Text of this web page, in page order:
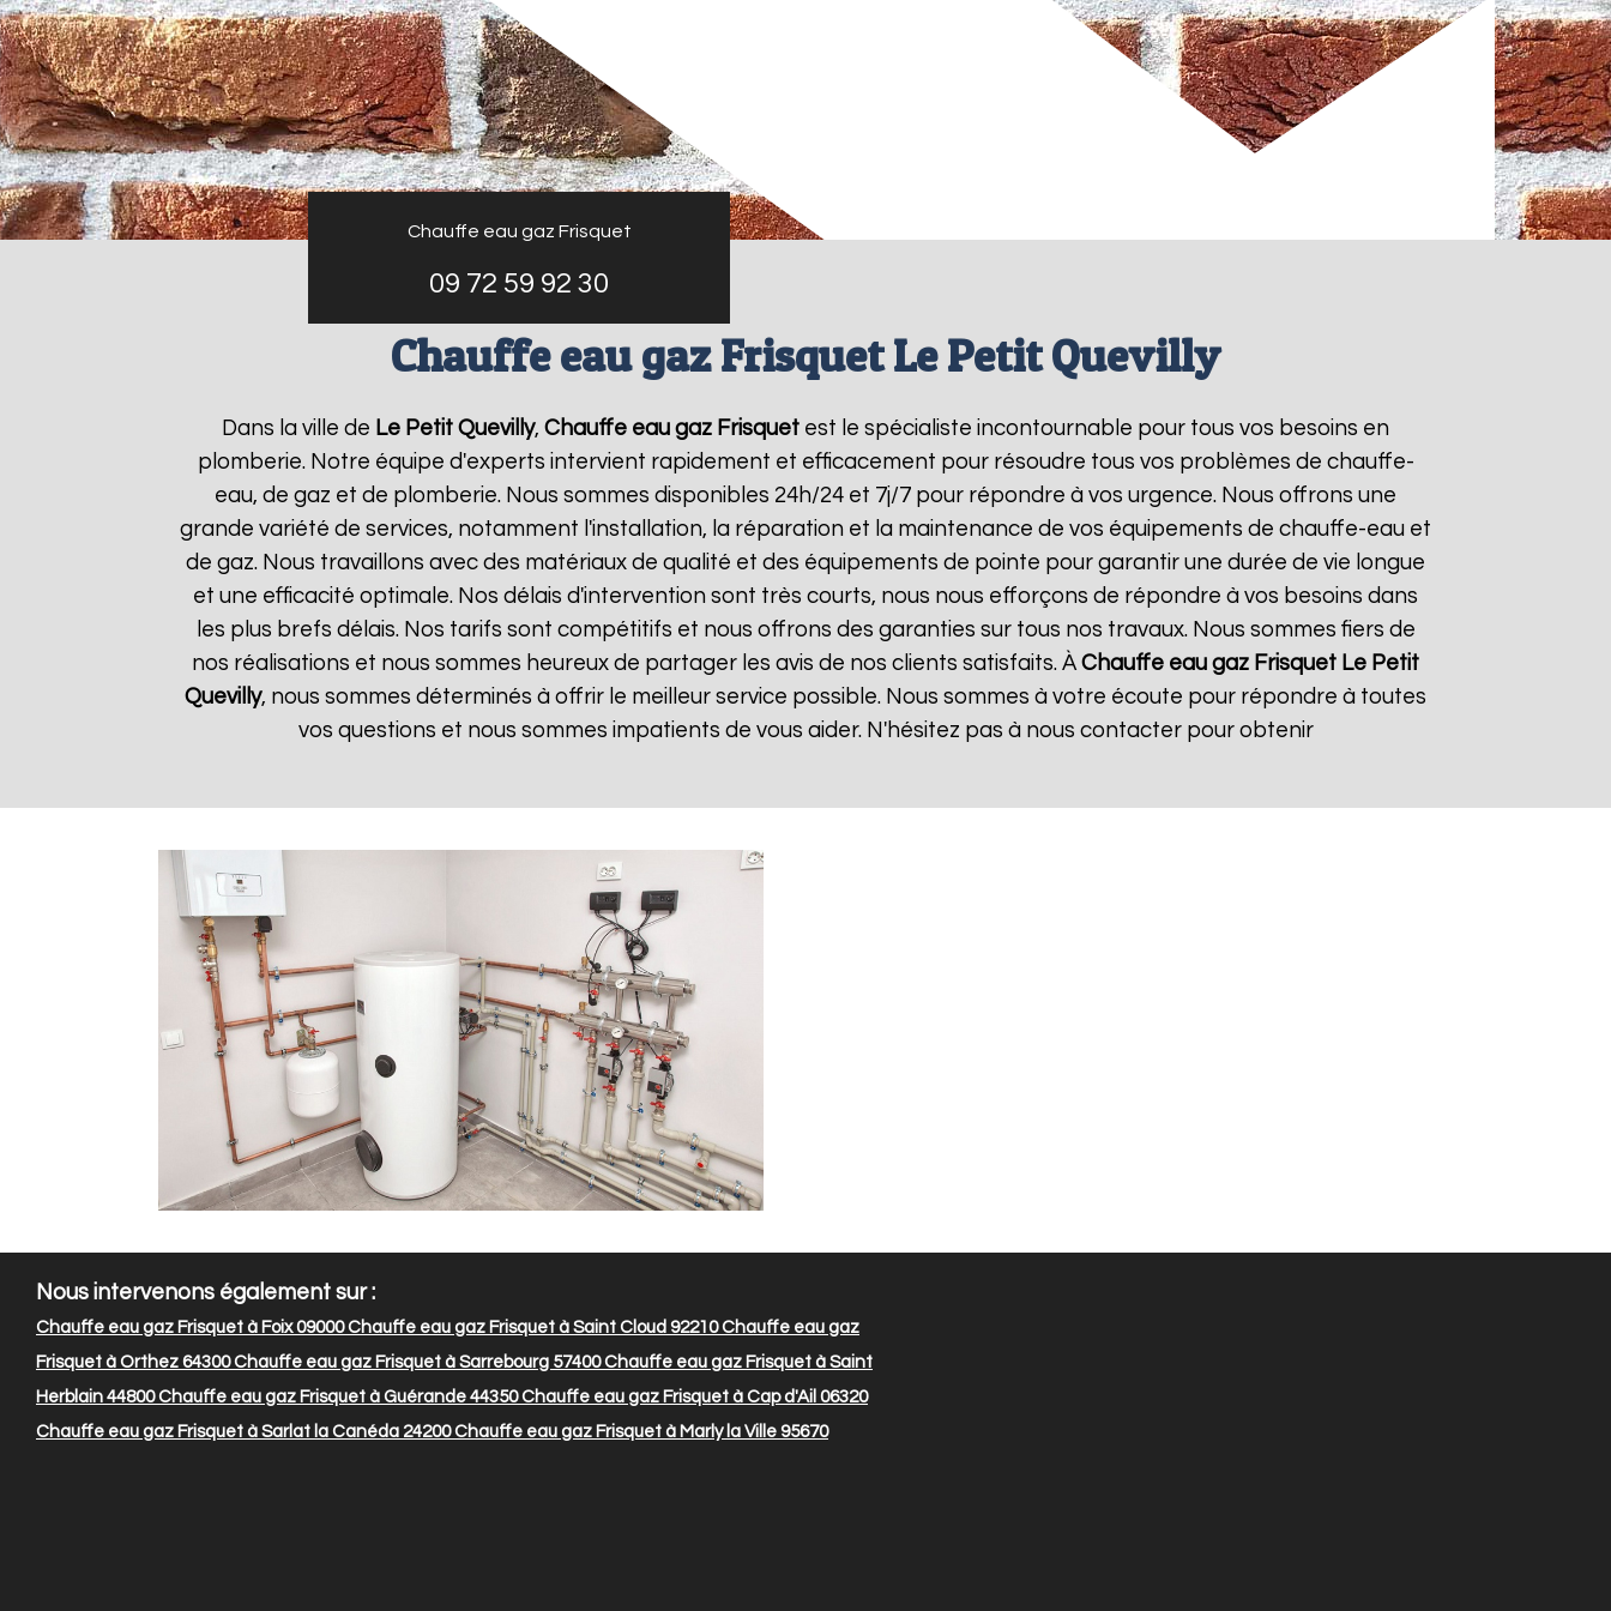
Chauffe eau gaz Frisquet
09 72 59 92 30
Chauffe eau gaz Frisquet Le Petit Quevilly
Dans la ville de Le Petit Quevilly, Chauffe eau gaz Frisquet est le spécialiste incontournable pour tous vos besoins en
plomberie. Notre équipe d'experts intervient rapidement et efficacement pour résoudre tous vos problèmes de chauffe-
eau, de gaz et de plomberie. Nous sommes disponibles 24h/24 et 7j/7 pour répondre à vos urgence. Nous offrons une
grande variété de services, notamment l'installation, la réparation et la maintenance de vos équipements de chauffe-eau et
de gaz. Nous travaillons avec des matériaux de qualité et des équipements de pointe pour garantir une durée de vie longue
et une efficacité optimale. Nos délais d'intervention sont très courts, nous nous efforçons de répondre à vos besoins dans
les plus brefs délais. Nos tarifs sont compétitifs et nous offrons des garanties sur tous nos travaux. Nous sommes fiers de
nos réalisations et nous sommes heureux de partager les avis de nos clients satisfaits. ÀChauffe eau gaz Frisquet Le Petit
Quevilly, nous sommes déterminés à offrir le meilleur service possible. Nous sommes à votre écoute pour répondre à toutes
vos questions et nous sommes impatients de vous aider. N'hésitez pas à nous contacter pour obtenir
Nous intervenons également sur :
Chauffe eau gaz Frisquet à Foix 09000Chauffe eau gaz Frisquet à Saint Cloud 92210Chauffe eau gaz
Frisquet à Orthez 64300Chauffe eau gaz Frisquet à Sarrebourg 57400Chauffe eau gaz Frisquet à Saint
Herblain 44800Chauffe eau gaz Frisquet à Guérande 44350Chauffe eau gaz Frisquet à Cap d'Ail 06320
Chauffe eau gaz Frisquet à Sarlat la Canéda 24200Chauffe eau gaz Frisquet à Marly la Ville 95670